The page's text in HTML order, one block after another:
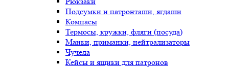
Подсумки и патронташи, ягдаши
Компасы
Термосы, кружки, фляги (посуда)
Манки, приманки, нейтрализаторы
Чучела
Кейсы и ящики для патронов